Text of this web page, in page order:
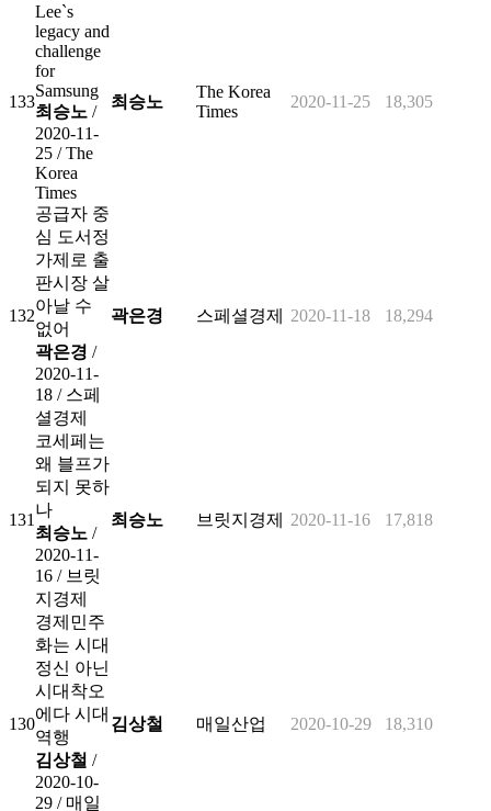
133
Lee`s
legacy and
challenge
for
Samsung
최승노 /
2020-11-
25 /The
Korea
Times
최승노
The Korea
Times
2020-11-25 18,305
132
공급자 중
심 도서정
가제로 출
판시장 살
아날 수
없어
곽은경 /
2020-11-
18 / 스페
셜경제
곽은경 스페셜경제 2020-11-18 18,294
131
코세페는
왜 블프가
되지 못하
나
최승노 /
2020-11-
16 / 브릿
지경제
최승노 브릿지경제 2020-11-16 17,818
130
경제민주
화는 시대
정신 아닌
시대착오
에다 시대
역행
김상철 /
2020-10-
29 / 매일
김상철 매일산업 2020-10-29 18,310